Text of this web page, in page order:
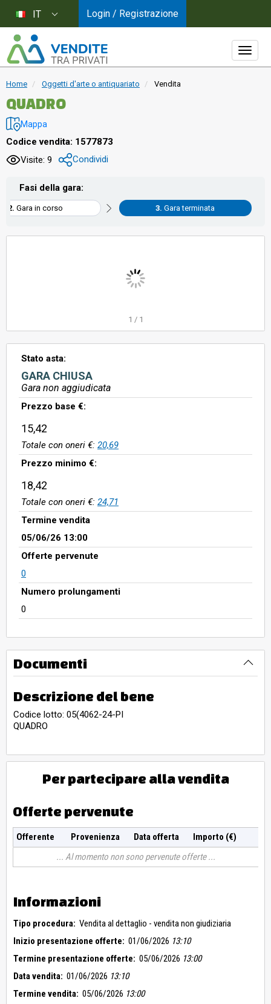
Home Oggetti d'arte o antiquariato Vendita
QUADRO
Mappa
Codice vendita: 1577873
Visite: 9
Condividi
Fasi della gara:
Gara in corso Gara terminata
1 / 1
Stato asta:
GARA CHIUSA
Gara non aggiudicata
Prezzo base €:
15,42
Totale con oneri €: 20,69
Prezzo minimo €:
18,42
Totale con oneri €: 24,71
Termine vendita
05/06/26 13:00
Offerte pervenute
0
Numero prolungamenti
0
Documenti
Descrizione del bene
Codice lotto: 05(4062-24-PI
QUADRO
Per partecipare alla vendita
Offerte pervenute
Offerente Provenienza Data offerta
Importo (€)
Al momento non sono pervenute offerte
Informazioni
Tipo procedura: Vendita al dettaglio - vendita non giudiziaria
Inizio presentazione offerte: 01/06/2026 13:10
Termine presentazione offerte: 05/06/2026 13:00
Data vendita: 01/06/2026 13:10
Termine vendita: 05/06/2026 13:00
IT Login / Registrazione